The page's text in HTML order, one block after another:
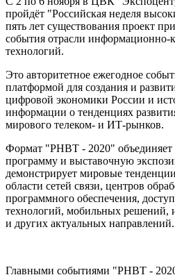
пройдёт "Российская неделя
пять лет существования проект
события отрасли
технологий.
Это авторитетное ежегодное
платформой для создания и
цифровой экономики России и
информации о тенденциях
мирового телеком- и ИТ-рынков.
Формат "РНВТ - 2020"
программу и выставочную
демонстрирует мировые
области сетей связи, центров
программного обеспечения,
технологий, мобильных решений,
и других актуальных направлений.
Главными событиями "РНВТ -